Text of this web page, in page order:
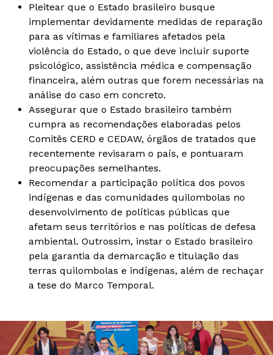
Pleitear que o Estado brasileiro busque
implementar devidamente medidas de reparação
para as vítimas e familiares afetados pela
violência do Estado, o que deve incluir suporte
psicológico, assistência médica e compensação
financeira, além outras que forem necessárias na
análise do caso em concreto.
Assegurar que o Estado brasileiro também
cumpra as recomendações elaboradas pelos
Comitês CERD e CEDAW, órgãos de tratados que
recentemente revisaram o país, e pontuaram
preocupações semelhantes.
Recomendar a participação política dos povos
indígenas e das comunidades quilombolas no
desenvolvimento de políticas públicas que
afetam seus territórios e nas políticas de defesa
ambiental. Outrossim, instar o Estado brasileiro
pela garantia da demarcação e titulação das
terras quilombolas e indígenas, além de rechaçar
a tese do Marco Temporal.